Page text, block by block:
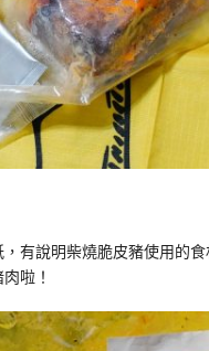
有說明柴燒脆皮豬使用的
啦！